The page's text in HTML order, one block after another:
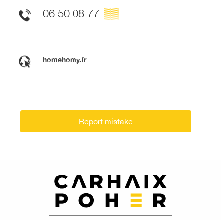
06 50 08 77 ▒▒
homehomy.fr
Report mistake